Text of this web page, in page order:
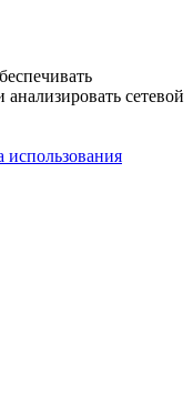
сетевой
использования